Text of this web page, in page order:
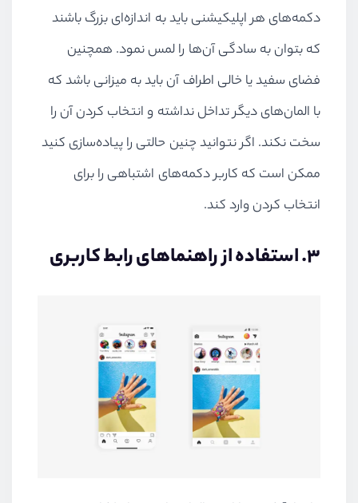
دکمه‌های هر اپلیکیشنی باید به اندازه‌ای بزرگ باشند
که بتوان به سادگی آن‌ها را لمس نمود. همچنین
فضای سفید یا خالی اطراف آن باید به میزانی باشد که
با المان‌های دیگر تداخل نداشته و انتخاب کردن آن را
سخت نکند. اگر نتوانید چنین حالتی را پیاده‌سازی کنید
ممکن است که کاربر دکمه‌های اشتباهی را برای
انتخاب کردن وارد کند.
۳. استفاده از راهنماهای رابط کاربری